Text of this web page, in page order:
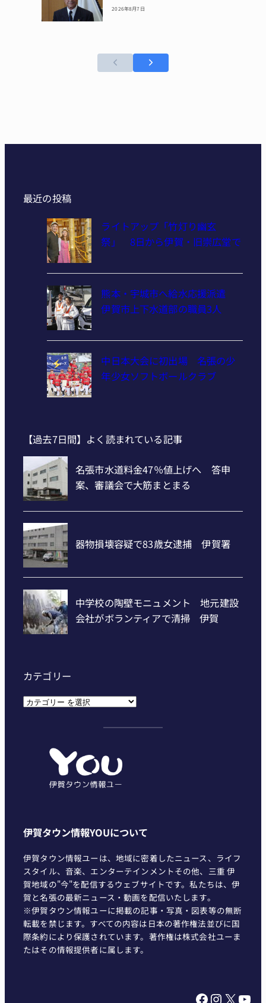
2026年8月7日
最近の投稿
ライトアップ「竹灯り幽玄
祭」 8日から伊賀・旧崇広堂で
熊本・宇城市へ給水応援派遣
伊賀市上下水道部の職員3人
中日本大会に初出場 名張の少
年少女ソフトボールクラブ
【過去7日間】よく読まれている記事
カテゴリー
カ
伊賀タウン情報YOUについて
伊賀タウン情報ユーは、地域に密着したニュース、ライフ
スタイル、音楽、エンターテインメントその他、三重 伊
賀地域の"今"を配信するウェブサイトです。私たちは、伊
賀と名張の最新ニュース・動画を配信いたします。
※伊賀タウン情報ユーに掲載の記事・写真・図表等の無断
転載を禁じます。すべての内容は日本の著作権法並びに国
際条約により保護されています。著作権は株式会社ユーま
たはその情報提供者に属します。